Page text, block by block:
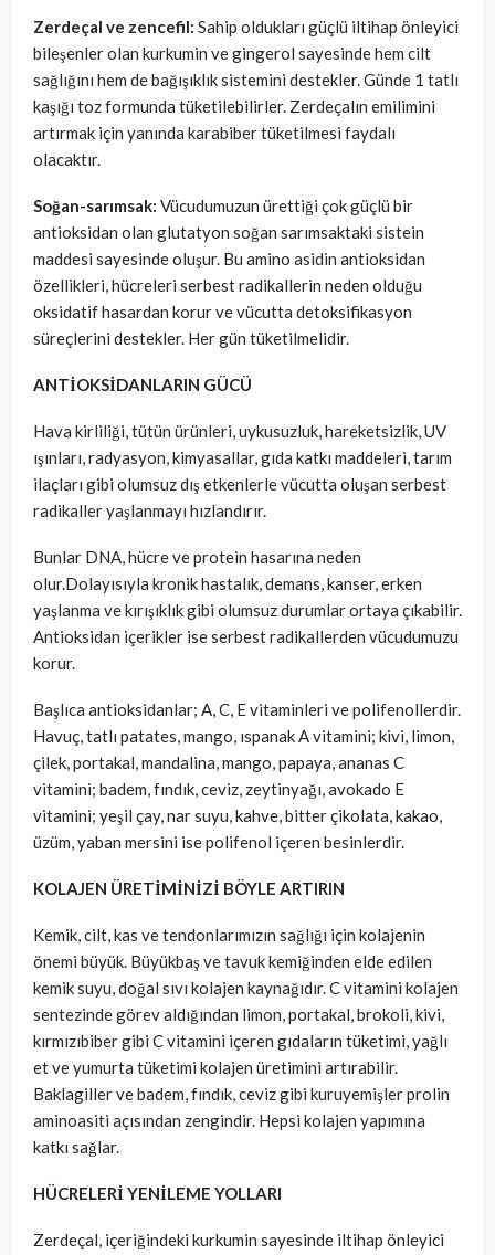
Zerdeçal ve zencefil: Sahip oldukları güçlü iltihap önleyici
bileşenler olan kurkumin ve gingerol sayesinde hem cilt
sağlığını hem de bağışıklık sistemini destekler. Günde 1 tatlı
kaşığı toz formunda tüketilebilirler. Zerdeçalın emilimini
artırmak için yanında karabiber tüketilmesi faydalı
olacaktır.
Soğan-sarımsak: Vücudumuzun ürettiği çok güçlü bir
antioksidan olan glutatyon soğan sarımsaktaki sistein
maddesi sayesinde oluşur. Bu amino asidin antioksidan
özellikleri, hücreleri serbest radikallerin neden olduğu
oksidatif hasardan korur ve vücutta detoksifikasyon
süreçlerini destekler. Her gün tüketilmelidir.
ANTİOKSİDANLARIN GÜCÜ
Hava kirliliği, tütün ürünleri, uykusuzluk, hareketsizlik, UV
ışınları, radyasyon, kimyasallar, gıda katkı maddeleri, tarım
ilaçları gibi olumsuz dış etkenlerle vücutta oluşan serbest
radikaller yaşlanmayı hızlandırır.
Bunlar DNA, hücre ve protein hasarına neden
olur.Dolayısıyla kronik hastalık, demans, kanser, erken
yaşlanma ve kırışıklık gibi olumsuz durumlar ortaya çıkabilir.
Antioksidan içerikler ise serbest radikallerden vücudumuzu
korur.
Başlıca antioksidanlar; A, C, E vitaminleri ve polifenollerdir.
Havuç, tatlı patates, mango, ıspanak A vitamini; kivi, limon,
çilek, portakal, mandalina, mango, papaya, ananas C
vitamini; badem, fındık, ceviz, zeytinyağı, avokado E
vitamini; yeşil çay, nar suyu, kahve, bitter çikolata, kakao,
üzüm, yaban mersini ise polifenol içeren besinlerdir.
KOLAJEN ÜRETİMİNİZİ BÖYLE ARTIRIN
Kemik, cilt, kas ve tendonlarımızın sağlığı için kolajenin
önemi büyük. Büyükbaş ve tavuk kemiğinden elde edilen
kemik suyu, doğal sıvı kolajen kaynağıdır. C vitamini kolajen
sentezinde görev aldığından limon, portakal, brokoli, kivi,
kırmızıbiber gibi C vitamini içeren gıdaların tüketimi, yağlı
et ve yumurta tüketimi kolajen üretimini artırabilir.
Baklagiller ve badem, fındık, ceviz gibi kuruyemişler prolin
aminoasiti açısından zengindir. Hepsi kolajen yapımına
katkı sağlar.
HÜCRELERİ YENİLEME YOLLARI
Zerdeçal, içeriğindeki kurkumin sayesinde iltihap önleyici